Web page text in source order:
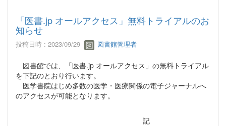
「医書.jp オールアクセス」無料トライアルのお
知らせ
投稿日時 : 2023/09/29 図書館管理者
図書館では、「医書.jp オールアクセス」の無料トライアル
を下記のとおり行います。
医学書院はじめ多数の医学・医療関係の電子ジャーナルへ
のアクセスが可能となります。
記